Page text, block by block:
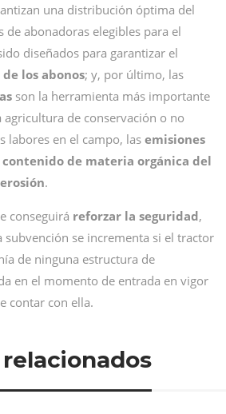
una distribución óptima del
abonadoras elegibles para el
diseñados para garantizar el
los abonos; y, por último, las
son la herramienta más importante
agricultura de conservación o no
labores en el campo, las emisiones
contenido de materia orgánica del
.
conseguirá reforzar la seguridad,
subvención se incrementa si el tractor
de ninguna estructura de
en el momento de entrada en vigor
contar con ella.